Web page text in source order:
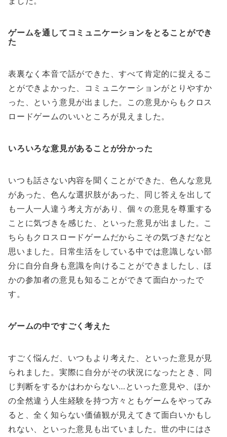
ゲームを通してコミュニケーションをとることができ
た
表裏なく本音で話ができた、すべて肯定的に捉えるこ
とができよかった、コミュニケーションがとりやすか
った、という意見が出ました。この意見からもクロス
ロードゲームのいいところが見えました。
いろいろな意見があることが分かった
いつも話さない内容を聞くことができた、色んな意見
があった、色んな選択肢があった、同じ答えを出して
も一人一人違う考え方があり、個々の意見を尊重する
ことに気づきを感じた、といった意見が出ました。こ
ちらもクロスロードゲームだからこその気づきだなと
思いました。日常生活をしている中では意識しない部
分に自分自身も意識を向けることができましたし、ほ
かの参加者の意見も知ることができて面白かったで
す。
ゲームの中ですごく考えた
すごく悩んだ、いつもより考えた、といった意見が見
られました。実際に自分がその状況になったとき、同
じ判断をするかはわからない…といった意見や、ほか
の全然違う人生経験を持つ方々ともゲームをやってみ
ると、全く知らない価値観が見えてきて面白いかもし
れない、といった意見も出ていました。世の中にはさ